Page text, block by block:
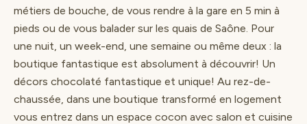
métiers de bouche, de vous rendre à la gare en 5 min à
pieds ou de vous balader sur les quais de Saône. Pour
une nuit, un week-end, une semaine ou même deux : la
boutique fantastique est absolument à découvrir! Un
décors chocolaté fantastique et unique! Au rez-de-
chaussée, dans une boutique transformé en logement
vous entrez dans un espace cocon avec salon et cuisine